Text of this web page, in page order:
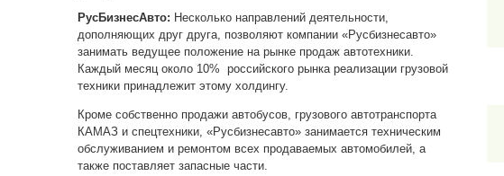
РусБизнесАвто: Несколько направлений деятельности,
дополняющих друг друга, позволяют компании «Русбизнесавто»
занимать ведущее положение на рынке продаж автотехники.
Каждый месяц около 10% российского рынка реализации грузовой
техники принадлежит этому холдингу.
Кроме собственно продажи автобусов, грузового автотранспорта
КАМАЗ и спецтехники, «Русбизнесавто» занимается техническим
обслуживанием и ремонтом всех продаваемых автомобилей, а
также поставляет запасные части.